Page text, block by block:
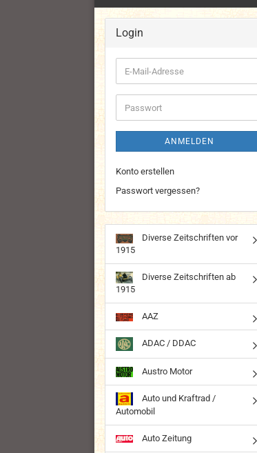
Login
E-
Mail-
Adresse
Passwort
ANMELDEN
Konto erstellen
Passwort vergessen?
Diverse Zeitschriften vor
1915
Diverse Zeitschriften ab
1915
AAZ
ADAC / DDAC
Austro Motor
Auto und Kraftrad /
Automobil
Auto Zeitung